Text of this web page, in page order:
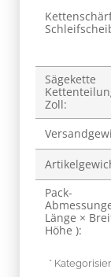
Sägekette
Zoll:
Pack-
Länge ×
Höhe ):
*